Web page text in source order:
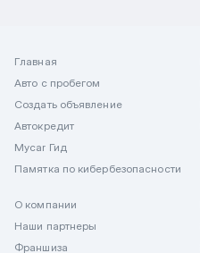
Главная
Авто с пробегом
Создать объявление
Автокредит
Mycar Гид
Памятка по кибербезопасности
О компании
Наши партнеры
Франшиза